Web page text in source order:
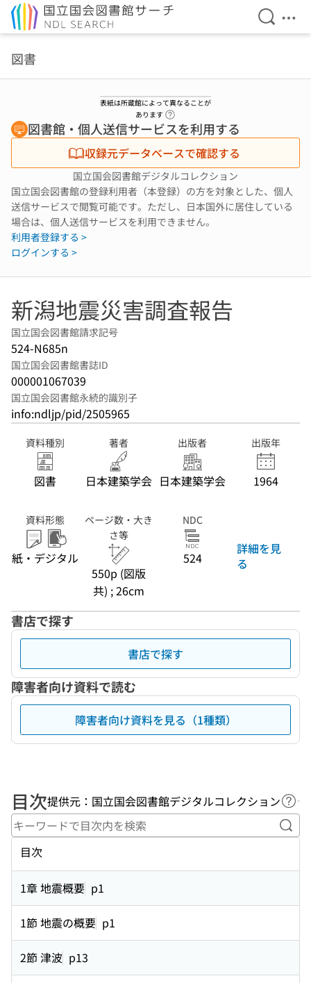
検索を
メ
図書
表紙は所蔵館によって異なることが
あります
図書館・個人送信サービスを利用する
収録元データベースで確認する
国立国会図書館デジタルコレクション
国立国会図書館の登録利用者（本登録）の方を対象とした、個人
送信サービスで閲覧可能です。ただし、日本国外に居住している
場合は、個人送信サービスを利用できません。
利用者登録する >
ログインする >
新潟地震災害調査報告
国立国会図書館請求記号
524-N685n
国立国会図書館書誌ID
000001067039
国立国会図書館永続的識別子
info:ndljp/pid/2505965
資料種別
図書
著者
日本建築学会
出版者
日本建築学会
出版年
1964
資料形態
紙・デジタル
ページ数・大き
さ等
550p (図版
共) ; 26cm
NDC
524
詳細を見
る
書店で探す
書店で探す
障害者向け資料で読む
障害者向け資料を見る（1種類）
目次提供元：国立国会図書館デジタルコレクション ヘ
キ
目次
1章 地震概要 p1
1節 地震の概要 p1
2節 津波 p13